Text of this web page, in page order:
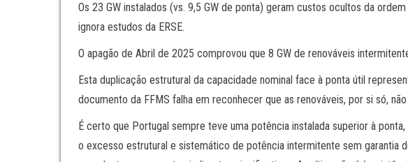
Os 23 GW instalados (vs. 9,5 GW de ponta) geram custos ocultos da
ignora estudos da ERSE.
O apagão de Abril de 2025 comprovou que 8 GW de renováveis
Esta duplicação estrutural da capacidade nominal face à ponta útil
documento da FFMS falha em reconhecer que as renováveis, por si só,
É certo que Portugal sempre teve uma potência instalada superior à
o excesso estrutural e sistemático de potência intermitente sem garantia